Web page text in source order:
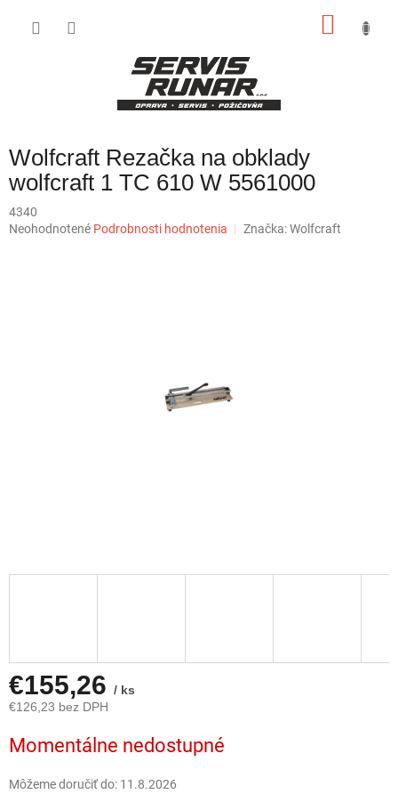
Wolfcraft Rezačka na obklady
wolfcraft 1 TC 610 W 5561000
4340
Priemerné
Neohodnotené Podrobnosti hodnotenia Značka:Wolfcraft
€155,26 / ks
€126,23 bez DPH
cena:
Momentálne nedostupné
Môžeme doručiť do: 11.8.2026